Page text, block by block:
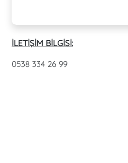
İLETİŞİM BİLGİSİ:
0538 334 26 99